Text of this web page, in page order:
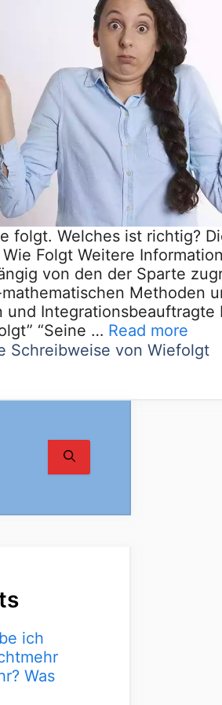
folgt. Welches ist richtig?
Folgt Weitere
von den der Sparte
Methoden
und
“Seine … Read more
Schreibweise von Wiefolgt
ich
Was